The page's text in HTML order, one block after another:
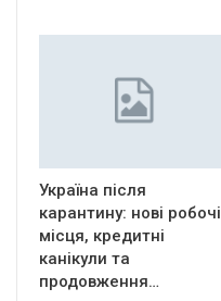
Україна після
карантину: нові робочі
місця, кредитні
канікули та
продовження…